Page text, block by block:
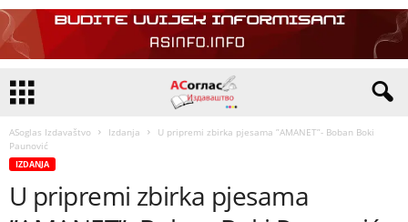
ASoglas Izdavaštvo Izdanja
U pripremi zbirka pjesama ”AMANET”- Boban Boki
Paunović
IZDANJA
U pripremi zbirka pjesama